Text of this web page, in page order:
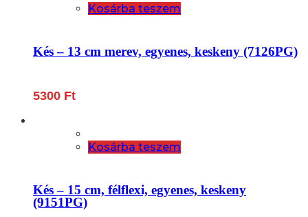
Kosárba teszem
Kés – 13 cm merev, egyenes, keskeny (7126PG)
5300 Ft
Kosárba teszem
Kés – 15 cm, félflexi, egyenes, keskeny
(9151PG)